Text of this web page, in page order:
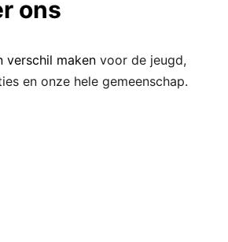
ons
verschil maken voor de jeugd,
en onze hele gemeenschap.